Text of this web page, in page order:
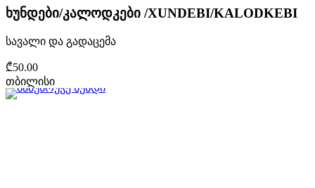
ხუნდები/კალოდკები /XUNDEBI/KALODKEBI
სავალი და გადაცემა
₾50.00
თბილისი